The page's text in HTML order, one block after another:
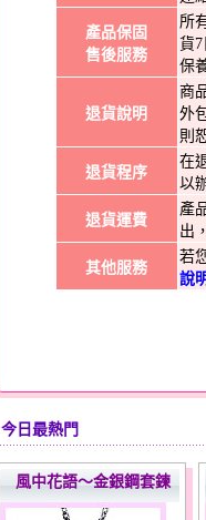
產品保固
售後服務
所
貨
保
退貨說明
商
外
則
退貨程序
在
以
退貨運費
產
出
其他服務
若
說
今日最熱門
風中花語～金銀鋼套鍊